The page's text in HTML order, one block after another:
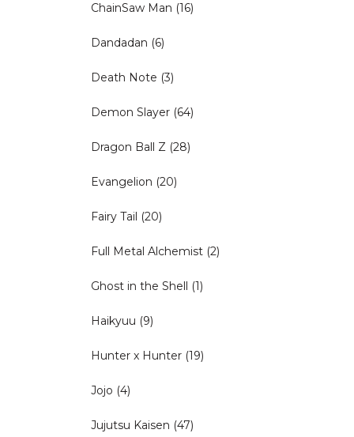
ChainSaw Man (16)
Dandadan (6)
Death Note (3)
Demon Slayer (64)
Dragon Ball Z (28)
Evangelion (20)
Fairy Tail (20)
Full Metal Alchemist (2)
Ghost in the Shell (1)
Haikyuu (9)
Hunter x Hunter (19)
Jojo (4)
Jujutsu Kaisen (47)